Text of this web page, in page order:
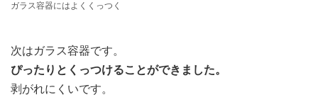
ガラス容器にはよくくっつく
次はガラス容器です。
ぴったりとくっつけることができました。
剥がれにくいです。